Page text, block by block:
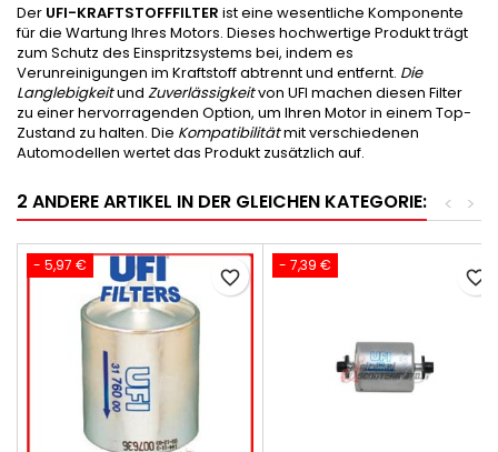
Der UFI-KRAFTSTOFFFILTER ist eine wesentliche Komponente
für die Wartung Ihres Motors. Dieses hochwertige Produkt trägt
zum Schutz des Einspritzsystems bei, indem es
Verunreinigungen im Kraftstoff abtrennt und entfernt. Die
Langlebigkeitund Zuverlässigkeitvon UFI machen diesen Filter
zu einer hervorragenden Option, um Ihren Motor in einem Top-
Zustand zu halten. Die Kompatibilitätmit verschiedenen
Automodellen wertet das Produkt zusätzlich auf.
2 ANDERE ARTIKEL IN DER GLEICHEN KATEGORIE: >
<
- 5,97 €
favorite_border
- 7,39 €
favorite_border